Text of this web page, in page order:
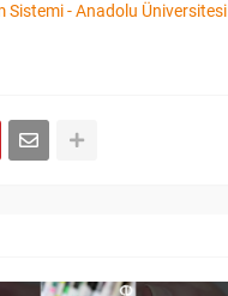
Sistemi - Anadolu Üniversitesi